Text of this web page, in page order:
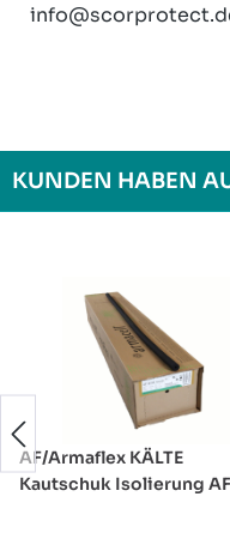
KUNDEN HABEN
AF/Armaflex KÄLTE
Kautschuk Isolierung